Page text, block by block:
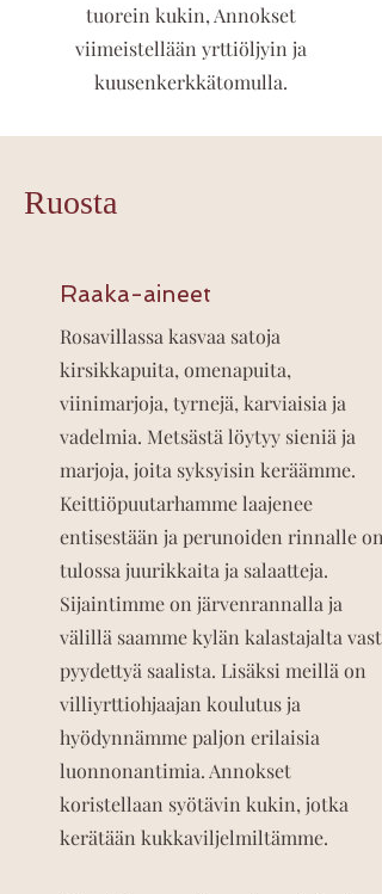
tuorein kukin, Annokset
viimeistellään yrttiöljyin ja
kuusenkerkkätomulla.
Ruosta
Raaka-aineet
Rosavillassa kasvaa satoja
kirsikkapuita, omenapuita,
viinimarjoja, tyrnejä, karviaisia ja
vadelmia. Metsästä löytyy sieniä ja
marjoja, joita syksyisin keräämme.
Keittiöpuutarhamme laajenee
entisestään ja perunoiden rinnalle on
tulossa juurikkaita ja salaatteja.
Sijaintimme on järvenrannalla ja
välillä saamme kylän kalastajalta vasta
pyydettyä saalista. Lisäksi meillä on
villiyrttiohjaajan koulutus ja
hyödynnämme paljon erilaisia
luonnonantimia. Annokset
koristellaan syötävin kukin, jotka
kerätään kukkaviljelmiltämme.